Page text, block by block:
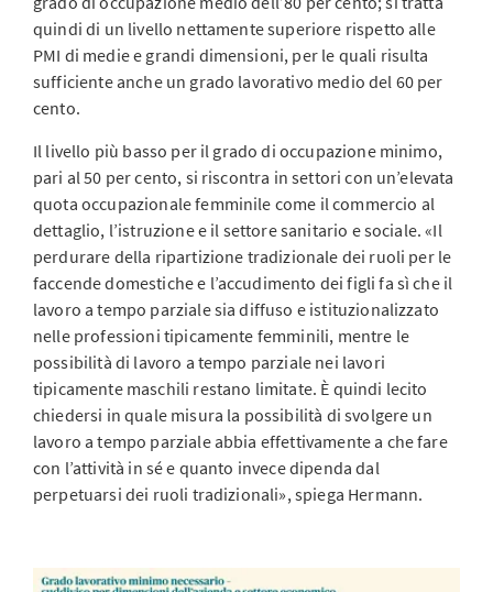
quindi di un livello nettamente superiore rispetto alle
PMI di medie e grandi dimensioni, per le quali risulta
sufficiente anche un grado lavorativo medio del 60 per
cento.
Il livello più basso per il grado di occupazione minimo,
pari al 50 per cento, si riscontra in settori con un’elevata
quota occupazionale femminile come il commercio al
dettaglio, l’istruzione e il settore sanitario e sociale. «Il
perdurare della ripartizione tradizionale dei ruoli per le
faccende domestiche e l’accudimento dei figli fa sì che il
lavoro a tempo parziale sia diffuso e istituzionalizzato
nelle professioni tipicamente femminili, mentre le
possibilità di lavoro a tempo parziale nei lavori
tipicamente maschili restano limitate. È quindi lecito
chiedersi in quale misura la possibilità di svolgere un
lavoro a tempo parziale abbia effettivamente a che fare
con l’attività in sé e quanto invece dipenda dal
perpetuarsi dei ruoli tradizionali», spiega Hermann.